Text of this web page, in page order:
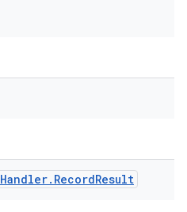
Handler. RecordResult